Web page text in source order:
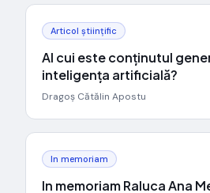
Articol științific
Al cui este conținutul
inteligența artificială?
Dragoș Cătălin Apostu
In memoriam
In memoriam Raluca Ana